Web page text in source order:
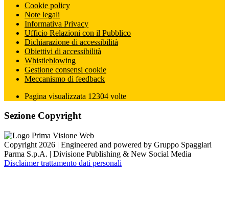
Cookie policy
Note legali
Informativa Privacy
Ufficio Relazioni con il Pubblico
Dichiarazione di accessibilità
Obiettivi di accessibilità
Whistleblowing
Gestione consensi cookie
Meccanismo di feedback
Pagina visualizzata 12304 volte
Sezione Copyright
Copyright 2026 | Engineered and powered by Gruppo Spaggiari
Parma S.p.A. | Divisione Publishing & New Social Media
Disclaimer trattamento dati personali